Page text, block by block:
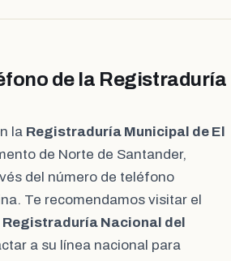
de la Registraduría
la Registraduría Municipal de El
de Norte de Santander,
del número de teléfono
Te recomendamos visitar el
Registraduría Nacional del
a su línea nacional para